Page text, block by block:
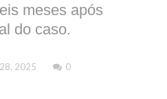
meses após
do caso.
2025 0